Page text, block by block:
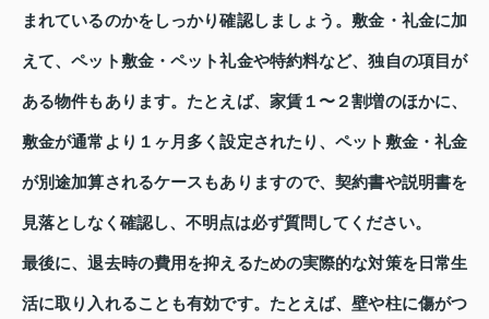
まれているのかをしっかり確認しましょう。敷金・礼金に加
えて、ペット敷金・ペット礼金や特約料など、独自の項目が
ある物件もあります。たとえば、家賃１〜２割増のほかに、
敷金が通常より１ヶ月多く設定されたり、ペット敷金・礼金
が別途加算されるケースもありますので、契約書や説明書を
見落としなく確認し、不明点は必ず質問してください。
最後に、退去時の費用を抑えるための実際的な対策を日常生
活に取り入れることも有効です。たとえば、壁や柱に傷がつ